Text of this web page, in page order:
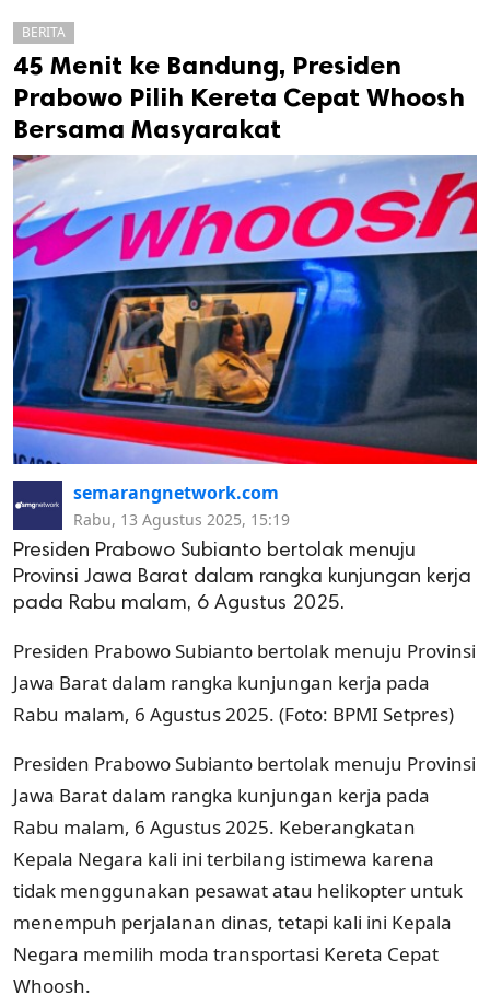
cipta.
BERITA
45 Menit ke Bandung, Presiden
Prabowo Pilih Kereta Cepat Whoosh
Bersama Masyarakat
semarangnetwork.com
Rabu, 13 Agustus 2025, 15:19
Presiden Prabowo Subianto bertolak menuju
Provinsi Jawa Barat dalam rangka kunjungan kerja
pada Rabu malam, 6 Agustus 2025.
Presiden Prabowo Subianto bertolak menuju Provinsi
Jawa Barat dalam rangka kunjungan kerja pada
Rabu malam, 6 Agustus 2025. (Foto: BPMI Setpres)
Presiden Prabowo Subianto bertolak menuju Provinsi
Jawa Barat dalam rangka kunjungan kerja pada
Rabu malam, 6 Agustus 2025. Keberangkatan
Kepala Negara kali ini terbilang istimewa karena
tidak menggunakan pesawat atau helikopter untuk
menempuh perjalanan dinas, tetapi kali ini Kepala
Negara memilih moda transportasi Kereta Cepat
Whoosh.